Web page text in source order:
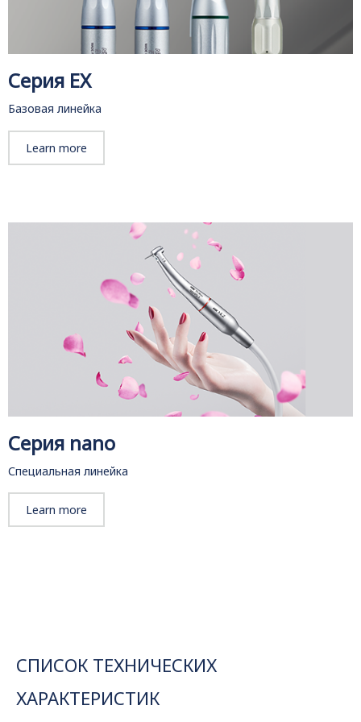
Серия EX
Базовая линейка
Learn more
Серия nano
Специальная линейка
Learn more
СПИСОК ТЕХНИЧЕСКИХ
ХАРАКТЕРИСТИК